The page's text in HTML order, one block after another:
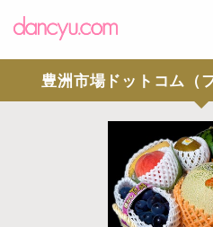
豊洲市場ドットコム（